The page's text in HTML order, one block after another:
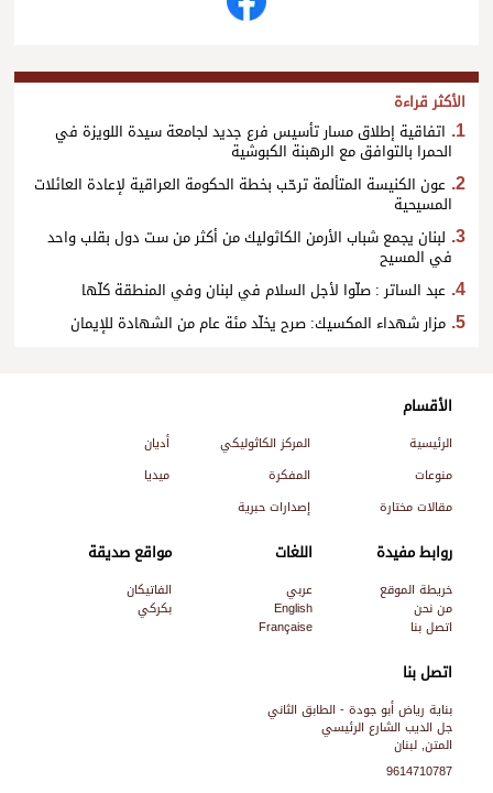
الأكثر قراءة
اتفاقية إطلاق مسار تأسيس فرع جديد لجامعة سيدة اللويزة في
الحمرا بالتوافق مع الرهبنة الكبوشية
عون الكنيسة المتألمة ترحّب بخطة الحكومة العراقية لإعادة العائلات
المسيحية
لبنان يجمع شباب الأرمن الكاثوليك من أكثر من ست دول بقلب واحد
في المسيح
عبد الساتر : صلّوا لأجل السلام في لبنان وفي المنطقة كلّها
مزار شهداء المكسيك: صرح يخلّد مئة عام من الشهادة للإيمان
اتصل بنا
بناية رياض أبو جودة - الطابق الثاني
جل الديب الشارع الرئيسي
المتن, لبنان
9614710787
الأقسام
الرئيسية المركز الكاثوليكي
أديان
منوعات
المفكرة
ميديا
مقالات مختارة
إصدارات حبرية
روابط مفيدة
خريطة الموقع
من نحن
اتصل بنا
اللغات
عربي
English
Française
مواقع صديقة
الفاتيكان
بكركي